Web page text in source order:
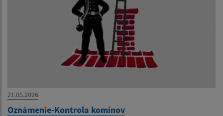
21.05.2026
Oznámenie-Kontrola komínov